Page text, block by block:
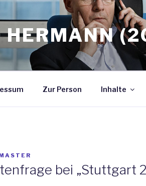
HERMANN
Zur Person Inhalte
bei „Stuttgart